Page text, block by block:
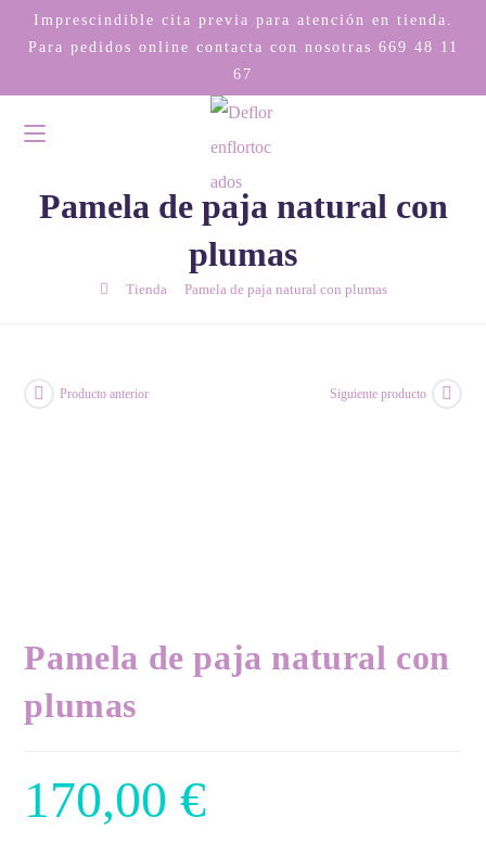
Imprescindible cita previa para atención en tienda.
Para pedidos online contacta con nosotras 669 48 11
67
Pamela de paja natural con
plumas
Tienda Pamela de paja natural con plumas
Producto anterior Siguiente producto
Pamela de paja natural con
plumas
170,00€